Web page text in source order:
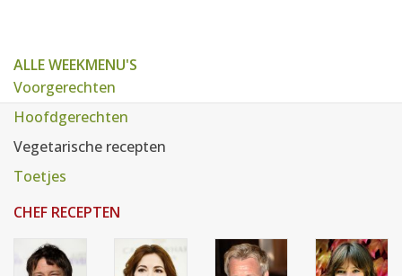
ALLE WEEKMENU'S
Voorgerechten
Hoofdgerechten
Vegetarische recepten
Toetjes
CHEF RECEPTEN